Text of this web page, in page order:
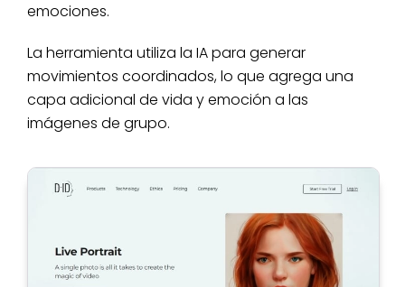
emociones.
La herramienta utiliza la IA para generar
movimientos coordinados, lo que agrega una
capa adicional de vida y emoción a las
imágenes de grupo.